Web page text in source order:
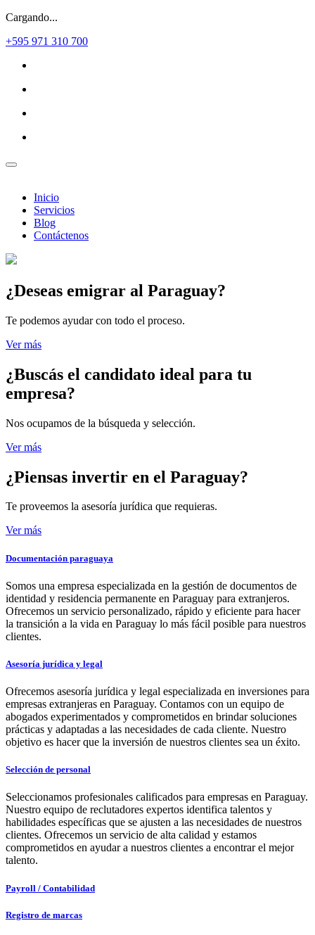
Cargando...
+595 971 310 700
Inicio
Servicios
Blog
Contáctenos
¿Deseas emigrar al Paraguay?
Te podemos ayudar con todo el proceso.
Ver más
¿Buscás el candidato ideal para tu
empresa?
Nos ocupamos de la búsqueda y selección.
Ver más
¿Piensas invertir en el Paraguay?
Te proveemos la asesoría jurídica que requieras.
Ver más
Documentación paraguaya
Somos una empresa especializada en la gestión de documentos de
identidad y residencia permanente en Paraguay para extranjeros.
Ofrecemos un servicio personalizado, rápido y eficiente para hacer
la transición a la vida en Paraguay lo más fácil posible para nuestros
clientes.
Asesoría jurídica y legal
Ofrecemos asesoría jurídica y legal especializada en inversiones para
empresas extranjeras en Paraguay. Contamos con un equipo de
abogados experimentados y comprometidos en brindar soluciones
prácticas y adaptadas a las necesidades de cada cliente. Nuestro
objetivo es hacer que la inversión de nuestros clientes sea un éxito.
Selección de personal
Seleccionamos profesionales calificados para empresas en Paraguay.
Nuestro equipo de reclutadores expertos identifica talentos y
habilidades específicas que se ajusten a las necesidades de nuestros
clientes. Ofrecemos un servicio de alta calidad y estamos
comprometidos en ayudar a nuestros clientes a encontrar el mejor
talento.
Payroll / Contabilidad
Registro de marcas